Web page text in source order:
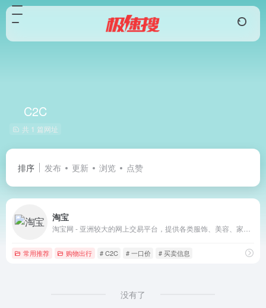
C2C
共 1 篇网址
排序 发布 更新 浏览 点赞
淘宝
常用推荐 购物出行 # C2C # 一口价 # 买卖信息
没有了